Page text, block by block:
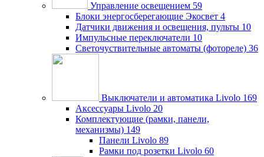
Управление освещением 59
Блоки энергосберегающие Экосвет 4
Датчики движения и освещения, пульты 10
Импульсные переключатели 10
Светочуствительные автоматы (фотореле) 36
Выключатели и автоматика Livolo 169
Аксессуары Livolo 20
Комплектующие (рамки, панели,
механизмы) 149
Панели Livolo 89
Рамки под розетки Livolo 60